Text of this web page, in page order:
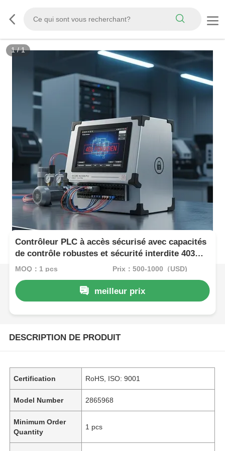
1/1
Contrôleur PLC à accès sécurisé avec capacités
de contrôle robustes et sécurité interdite 403
pour l'automatisation industrielle
MOQ：1 pcs Prix：500-1000（USD)
meilleur prix
DESCRIPTION DE PRODUIT
Certification RoHS, ISO: 9001
Model Number 2865968
Minimum Order
Quantity
1 pcs